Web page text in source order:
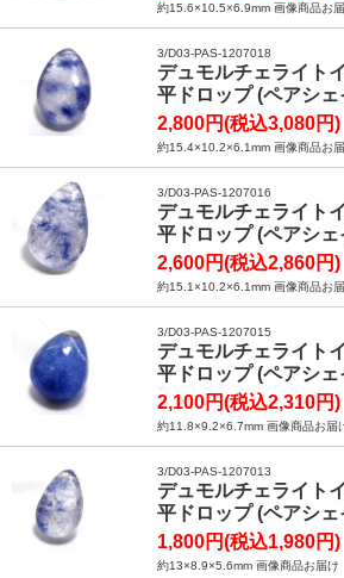
約15.6×10.5×6.9mm 画像商品お
3/D03-PAS-1207018
デュモルチェライト
平ドロップ (ペアシェ
2,800円(税込3,080円)
約15.4×10.2×6.1mm 画像商品お
3/D03-PAS-1207016
デュモルチェライト
平ドロップ (ペアシェ
2,600円(税込2,860円)
約15.1×10.2×6.1mm 画像商品お
3/D03-PAS-1207015
デュモルチェライト
平ドロップ (ペアシェ
2,100円(税込2,310円)
約11.8×9.2×6.7mm 画像商品お届
3/D03-PAS-1207013
デュモルチェライト
平ドロップ (ペアシェ
1,800円(税込1,980円)
約13×8.9×5.6mm 画像商品お届け